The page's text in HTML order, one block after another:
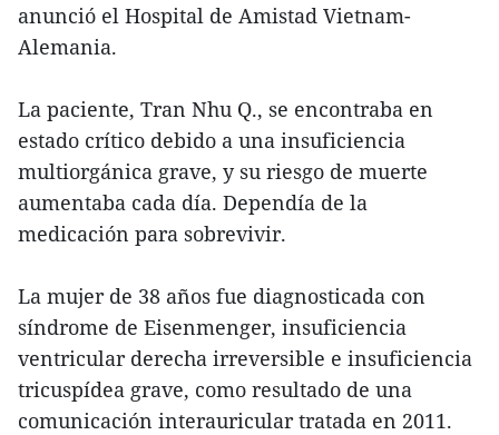
anunció el Hospital de Amistad Vietnam-
Alemania.
La paciente, Tran Nhu Q., se encontraba en
estado crítico debido a una insuficiencia
multiorgánica grave, y su riesgo de muerte
aumentaba cada día. Dependía de la
medicación para sobrevivir.
La mujer de 38 años fue diagnosticada con
síndrome de Eisenmenger, insuficiencia
ventricular derecha irreversible e insuficiencia
tricuspídea grave, como resultado de una
comunicación interauricular tratada en 2011.